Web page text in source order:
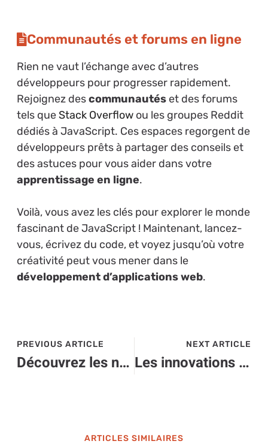
Communautés et forums en ligne
Rien ne vaut l’échange avec d’autres
développeurs pour progresser rapidement.
Rejoignez descommunautéset des forums
tels que Stack Overflowou les groupes Reddit
dédiés à JavaScript. Ces espaces regorgent de
développeurs prêts à partager des conseils et
des astuces pour vous aider dans votre
apprentissage en ligne.
Voilà, vous avez les clés pour explorer le monde
fascinant de JavaScript ! Maintenant, lancez-
vous, écrivez du code, et voyez jusqu’où votre
créativité peut vous mener dans le
développement d’applications web.
PREVIOUS ARTICLE
Découvrez les nouvelles technologies qui font bouger l’industrie de la climatisation
NEXT ARTICLE
Les innovations high-tech qui vont changer votre quotidien dès demain
ARTICLES SIMILAIRES